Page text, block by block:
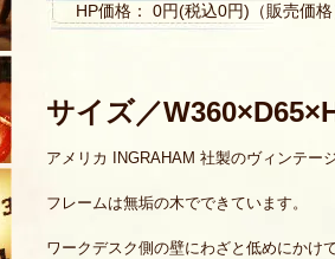
HP価格： 0円(税込0円)（販売価格
サイズ／
アメリカ INGRAHAM 社製のヴィンテー
フレームは無垢の木でできています。
ワークデスク側の壁にわざと低めにかけ